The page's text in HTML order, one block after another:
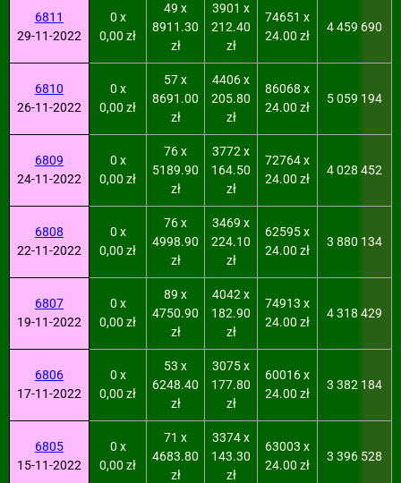
6811
29-11-2022
0 x
0,00 zł
49 x
8911.30
zł
3901 x
212.40
zł
74651 x
24.00 zł
4 459 690
6810
26-11-2022
0 x
0,00 zł
57 x
8691.00
zł
4406 x
205.80
zł
86068 x
24.00 zł
5 059 194
6809
24-11-2022
0 x
0,00 zł
76 x
5189.90
zł
3772 x
164.50
zł
72764 x
24.00 zł
4 028 452
6808
22-11-2022
0 x
0,00 zł
76 x
4998.90
zł
3469 x
224.10
zł
62595 x
24.00 zł
3 880 134
6807
19-11-2022
0 x
0,00 zł
89 x
4750.90
zł
4042 x
182.90
zł
74913 x
24.00 zł
4 318 429
6806
17-11-2022
0 x
0,00 zł
53 x
6248.40
zł
3075 x
177.80
zł
60016 x
24.00 zł
3 382 184
6805
15-11-2022
0 x
0,00 zł
71 x
4683.80
zł
3374 x
143.30
zł
63003 x
24.00 zł
3 396 528